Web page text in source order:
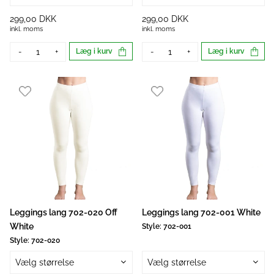
299,00 DKK
inkl. moms
- + Læg i kurv
299,00 DKK
inkl. moms
- + Læg i kurv
Leggings lang 702-020 Off
White
Style: 702-020
Vælg størrelse
Leggings lang 702-001 White
Style: 702-001
Vælg størrelse